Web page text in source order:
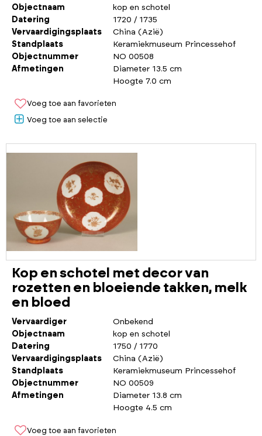
Objectnaam
kop en schotel
Datering
1720 / 1735
Vervaardigingsplaats
China (Azië)
Standplaats
Keramiekmuseum Princessehof
Objectnummer
NO 00508
Afmetingen
Diameter 13.5 cm
Hoogte 7.0 cm
Voeg toe aan favorieten
Voeg toe aan selectie
Kop en schotel met decor van
rozetten en bloeiende takken, melk
en bloed
Vervaardiger
Onbekend
Objectnaam
kop en schotel
Datering
1750 / 1770
Vervaardigingsplaats
China (Azië)
Standplaats
Keramiekmuseum Princessehof
Objectnummer
NO 00509
Afmetingen
Diameter 13.8 cm
Hoogte 4.5 cm
Voeg toe aan favorieten